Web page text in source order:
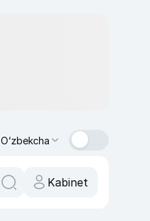
O‘zbekcha
Kabinet